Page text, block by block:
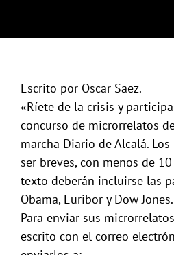
Escrito por Oscar Saez.
«Ríete de la crisis y
concurso de microrrelatos
marcha Diario de Alcalá.
ser breves, con menos de
texto deberán incluirse las
Obama, Euribor y Dow Jones.
Para enviar sus
escrito con el correo